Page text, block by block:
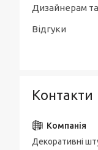
Дизайнерам
Відгуки
Контакти
Декоративні